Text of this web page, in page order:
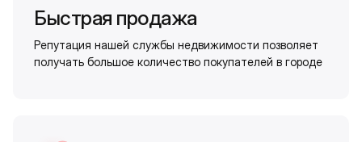
Быстрая продажа
Репутация нашей службы недвижимости позволяет
получать большое количество покупателей в городе